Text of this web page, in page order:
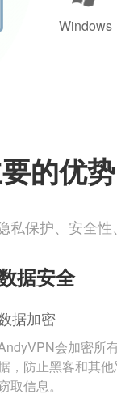
Windows
的优势
私保护、安全
据安全
据加密
会加密所
，防止黑客和其
取信息。